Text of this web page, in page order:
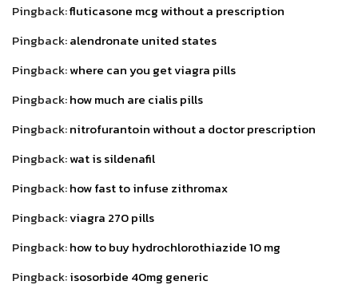
Pingback:fluticasone mcg without a prescription
Pingback:alendronate united states
Pingback:where can you get viagra pills
Pingback:how much are cialis pills
Pingback:nitrofurantoin without a doctor prescription
Pingback:wat is sildenafil
Pingback:how fast to infuse zithromax
Pingback:viagra 270 pills
Pingback:how to buy hydrochlorothiazide 10 mg
Pingback:isosorbide 40mg generic